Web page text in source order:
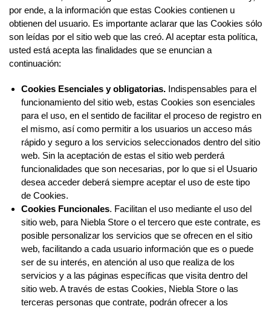
por ende, a la información que estas Cookies contienen u
obtienen del usuario. Es importante aclarar que las Cookies sólo
son leídas por el sitio web que las creó. Al aceptar esta política,
usted está acepta las finalidades que se enuncian a
continuación:
Cookies Esenciales y obligatorias. Indispensables para el
funcionamiento del sitio web, estas Cookies son esenciales
para el uso, en el sentido de facilitar el proceso de registro en
el mismo, así como permitir a los usuarios un acceso más
rápido y seguro a los servicios seleccionados dentro del sitio
web. Sin la aceptación de estas el sitio web perderá
funcionalidades que son necesarias, por lo que si el Usuario
desea acceder deberá siempre aceptar el uso de este tipo
de Cookies.
Cookies Funcionales. Facilitan el uso mediante el uso del
sitio web, para Niebla Store o el tercero que este contrate, es
posible personalizar los servicios que se ofrecen en el sitio
web, facilitando a cada usuario información que es o puede
ser de su interés, en atención al uso que realiza de los
servicios y a las páginas específicas que visita dentro del
sitio web. A través de estas Cookies, Niebla Store o las
terceras personas que contrate, podrán ofrecer a los